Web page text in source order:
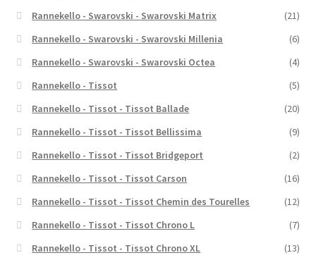
Rannekello - Swarovski - Swarovski Matrix
(21)
Rannekello - Swarovski - Swarovski Millenia
(6)
Rannekello - Swarovski - Swarovski Octea
(4)
Rannekello - Tissot
(5)
Rannekello - Tissot - Tissot Ballade
(20)
Rannekello - Tissot - Tissot Bellissima
(9)
Rannekello - Tissot - Tissot Bridgeport
(2)
Rannekello - Tissot - Tissot Carson
(16)
Rannekello - Tissot - Tissot Chemin des Tourelles
(12)
Rannekello - Tissot - Tissot Chrono L
(7)
Rannekello - Tissot - Tissot Chrono XL
(13)